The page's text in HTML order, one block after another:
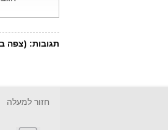
חזור למעלה